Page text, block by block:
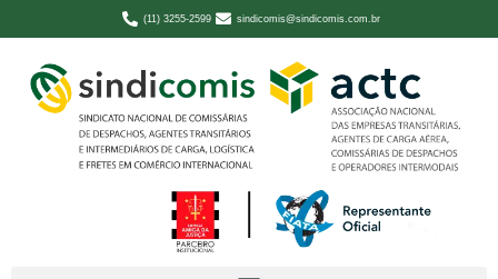
(11) 3255-2599 sindicomis@sindicomis.com.br